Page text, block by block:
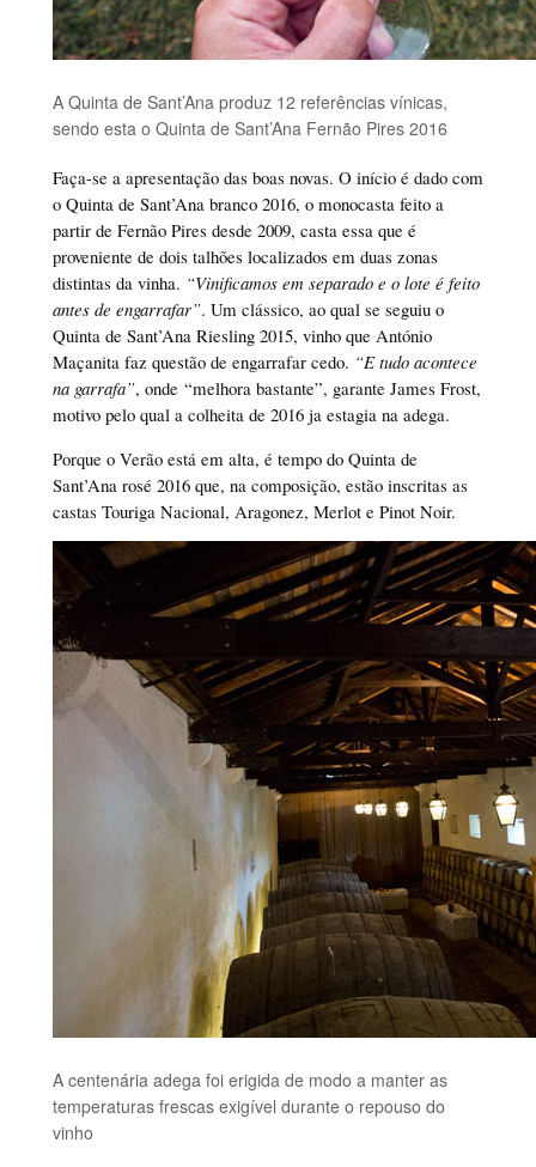
A Quinta de Sant’Ana produz 12 referências vínicas,
sendo esta o Quinta de Sant’Ana Fernão Pires 2016
Faça-se a apresentação das boas novas. O início é dado com
o Quinta de Sant’Ana branco 2016, o monocasta feito a
partir de Fernão Pires desde 2009, casta essa que é
proveniente de dois talhões localizados em duas zonas
distintas da vinha. “Vinificamos em separado e o lote é feito
antes de engarrafar”. Um clássico, ao qual se seguiu o
Quinta de Sant’Ana Riesling 2015, vinho que António
Maçanita faz questão de engarrafar cedo. “E tudo acontece
na garrafa”, onde “melhora bastante”, garante James Frost,
motivo pelo qual a colheita de 2016 ja estagia na adega.
Porque o Verão está em alta, é tempo do Quinta de
Sant’Ana rosé 2016 que, na composição, estão inscritas as
castas Touriga Nacional, Aragonez, Merlot e Pinot Noir.
A centenária adega foi erigida de modo a manter as
temperaturas frescas exigível durante o repouso do
vinho